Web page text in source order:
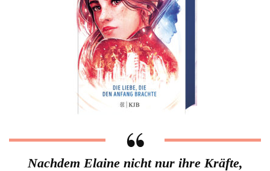
Nachdem Elaine nicht nur ihre Kräfte,